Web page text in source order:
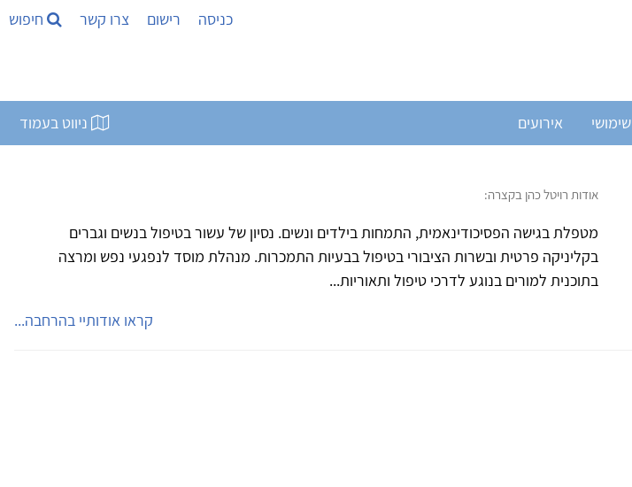
כניסה רישום צרו קשר חיפוש
שימושי אירועים ניווט בעמוד
אודות רויטל כהן בקצרה:
מטפלת בגישה הפסיכודינאמית, התמחות בילדים ונשים. נסיון של עשור בטיפול בנשים וגברים
בקליניקה פרטית ובשרות הציבורי בטיפול בבעיות התמכרות. מנהלת מוסד לנפגעי נפש ומרצה
בתוכנית למורים בנוגע לדרכי טיפול ותאוריות...
קראו אודותיי בהרחבה...